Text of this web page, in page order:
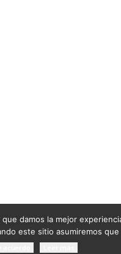
damos la mejor
este sitio asumiremos